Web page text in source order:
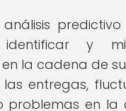
análisis
identificar y
la cadena de
entregas,
problemas en la